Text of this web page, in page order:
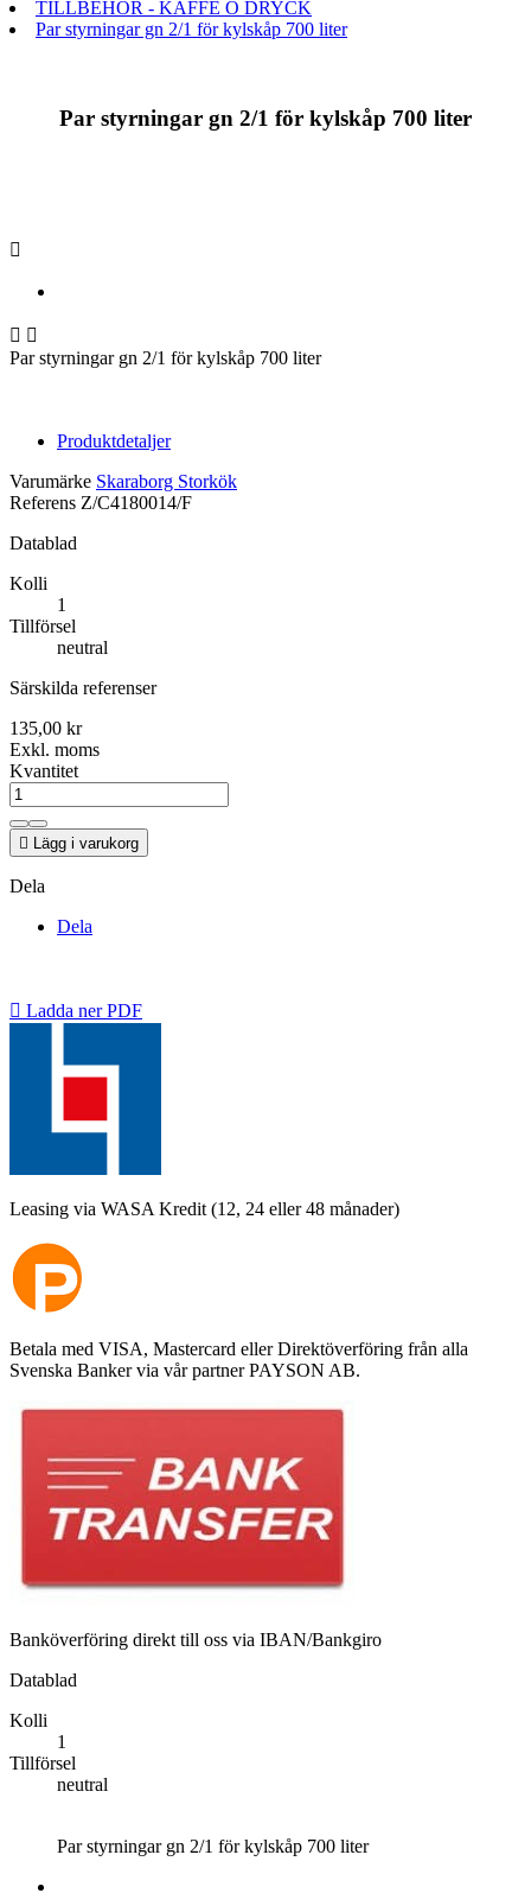
TILLBEHÖR - KAFFE O DRYCK
Par styrningar gn 2/1 för kylskåp 700 liter
Par styrningar gn 2/1 för kylskåp 700 liter

 
Par styrningar gn 2/1 för kylskåp 700 liter
Produktdetaljer
Varumärke Skaraborg Storkök
Referens Z/C4180014/F
Datablad
Kolli
1
Tillförsel
neutral
Särskilda referenser
135,00 kr
Exkl. moms
Kvantitet
 Lägg i varukorg
Dela
Dela
 Ladda ner PDF
Leasing via WASA Kredit (12, 24 eller 48 månader)
Betala med VISA, Mastercard eller Direktöverföring från alla
Svenska Banker via vår partner PAYSON AB.
Banköverföring direkt till oss via IBAN/Bankgiro
Datablad
Kolli
1
Tillförsel
neutral
Par styrningar gn 2/1 för kylskåp 700 liter